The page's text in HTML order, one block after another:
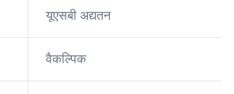
यूएसबी अद्यतन
वैकल्पिक